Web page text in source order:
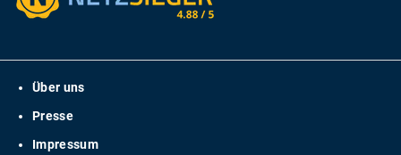
Über uns
Presse
Impressum